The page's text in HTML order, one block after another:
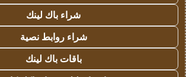
شراء باك لينك
شراء روابط نصية
باقات باك لينك